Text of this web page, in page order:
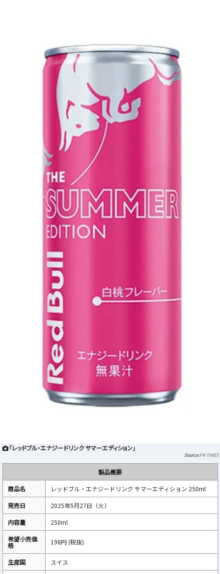
「レッドブル・エナジードリンク サマーエディション」
PR TIMES
製品概要
商品名
レッドブル・エナジードリンク サマーエディション 250ml
発売日
2025年5月27日（火）
内容量
250ml
希望小売価
格 198円 (税抜)
生産国 スイス